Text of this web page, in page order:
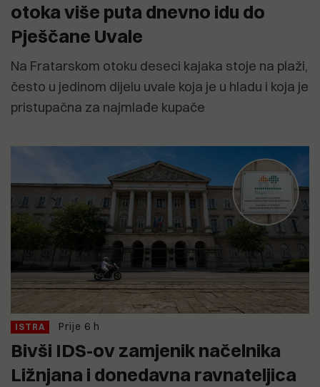
otoka više puta dnevno idu do
Pješčane Uvale
Na Fratarskom otoku deseci kajaka stoje na plaži,
često u jedinom dijelu uvale koja je u hladu i koja je
pristupačna za najmlađe kupače
ISTRA Prije 6 h
Bivši IDS-ov zamjenik načelnika
Ližnjana i donedavna ravnateljica